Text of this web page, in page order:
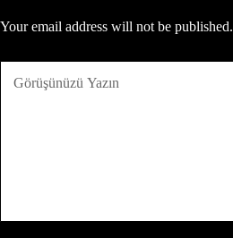
Your email address will not be published.